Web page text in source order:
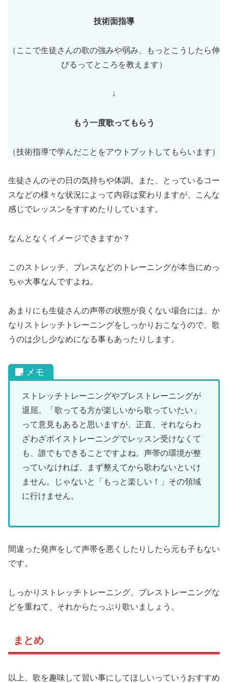
技術面指導
（ここで生徒さんの歌の強みや弱み、もっとこうしたら伸
びるってところを教えます）
↓
もう一度歌ってもらう
（技術指導で学んだことをアウトプットしてもらいます）
生徒さんのその日の気持ちや体調。また、とっているコー
スなどの様々な状況によって内容は変わりますが、こんな
感じでレッスンをすすめたりしています。
なんとなくイメージできますか？
このストレッチ、ブレスなどのトレーニングが本当にめっ
ちゃ大事なんですよね。
あまりにも生徒さんの声帯の状態が良くない場合には、か
なりストレッチトレーニングをしっかりおこなうので、歌
うのは少し少なめになる事もあったりします。
ストレッチトレーニングやブレストレーニングが
退屈。「歌ってる方が楽しいから歌っていたい」
って意見もあると思いますが、正直、それならわ
ざわざボイストレーニングでレッスン受けなくて
も、誰でもできることですよね。声帯の環境が整
っていなければ、まず整えてから歌わないといけ
ません。じゃないと「もっと楽しい！」その領域
に行けません。
間違った発声をして声帯を悪くしたりしたら元も子もない
です。
しっかりストレッチトレーニング、ブレストレーニングな
どを重ねて、それからたっぷり歌いましょう。
まとめ
以上、歌を趣味して習い事にしてほしいっていうおすすめ